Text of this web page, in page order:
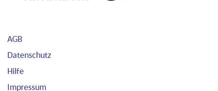
AGB
Datenschutz
Hilfe
Impressum